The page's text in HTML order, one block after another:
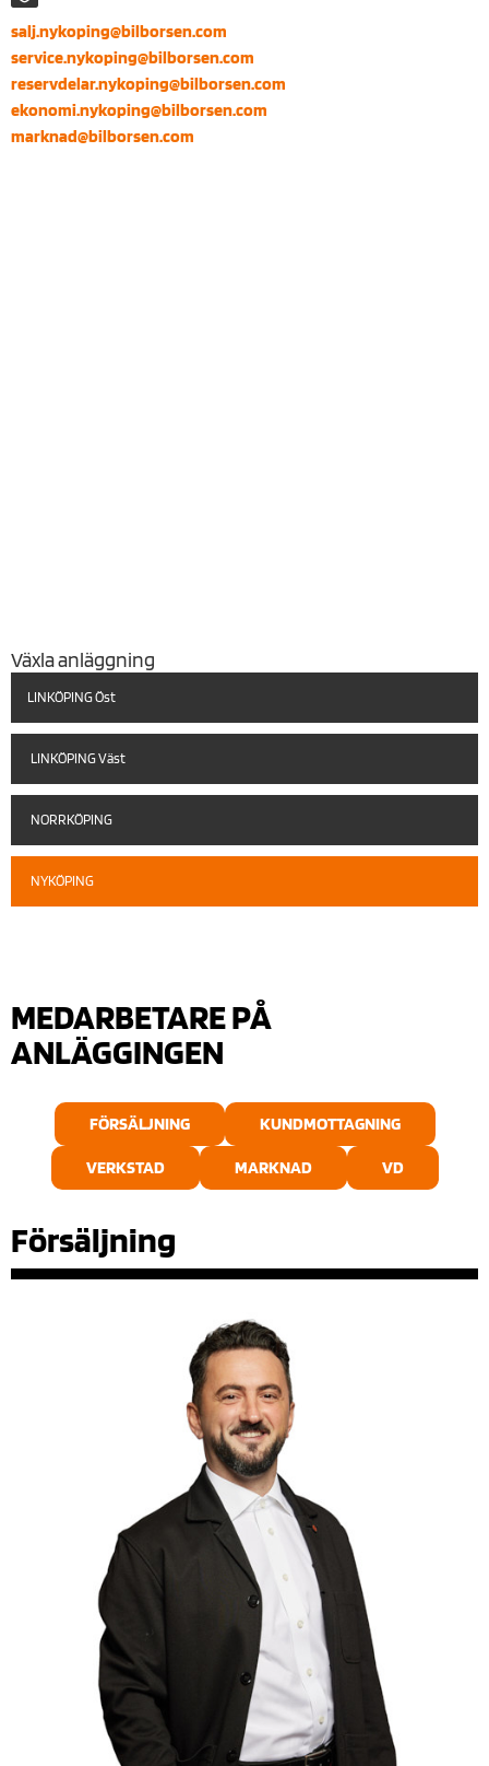
salj.nykoping@bilborsen.com
service.nykoping@bilborsen.com
reservdelar.nykoping@bilborsen.com
ekonomi.nykoping@bilborsen.com
marknad@bilborsen.com
Växla anläggning
LINKÖPING Öst
LINKÖPING Väst
NORRKÖPING
NYKÖPING
MEDARBETARE PÅ
ANLÄGGINGEN
FÖRSÄLJNING KUNDMOTTAGNING
VERKSTAD MARKNAD VD
Försäljning